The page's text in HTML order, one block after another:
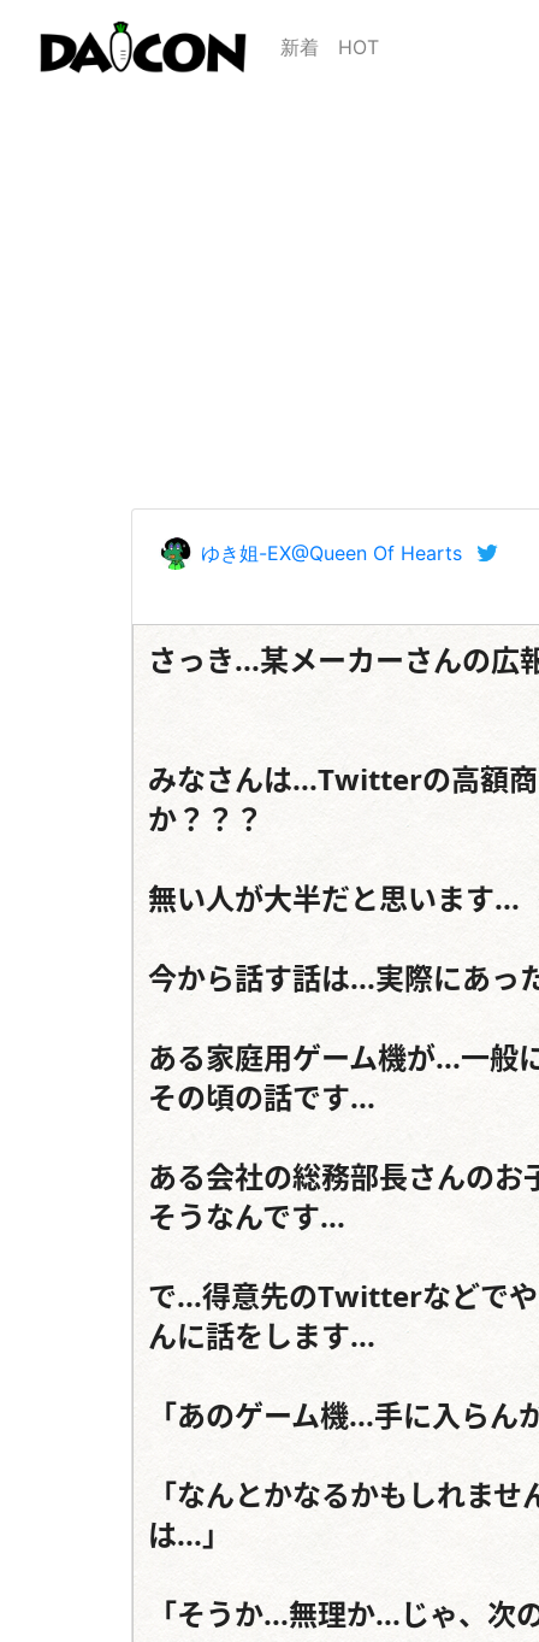
新着 HOT
ゆき姐-EX@Queen Of Hearts
さっき...某メーカーさんの広
みなさんは...Twitterの高額
か？？？
無い人が大半だと思います...
今から話す話は...実際にあっ
ある家庭用ゲーム機が...一般
その頃の話です...
ある会社の総務部長さんの
そうなんです...
で...得意先のTwitterなどで
んに話をします...
「あのゲーム機...手に入らん
「なんとかなるかもしれま
は...」
「そうか...無理か...じゃ、